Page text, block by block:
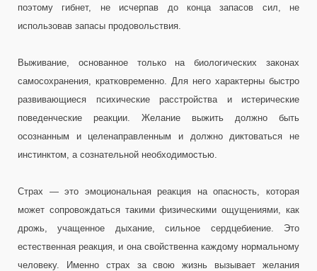
поэтому гибнет, не исчерпав до конца запасов сил, не
использовав запасы продовольствия.
Выживание, основанное только на биологических законах
самосохранения, кратковременно. Для него характерны быстро
развивающиеся психические расстройства и истерические
поведенческие реакции. Желание выжить должно быть
осознанным и целенаправленным и должно диктоваться не
инстинктом, а сознательной необходимостью.
Страх — это эмоциональная реакция на опасность, которая
может сопровождаться такими физическими ощущениями, как
дрожь, учащенное дыхание, сильное сердцебиение. Это
естественная реакция, и она свойственна каждому нормальному
человеку. Именно страх за свою жизнь вызывает желания